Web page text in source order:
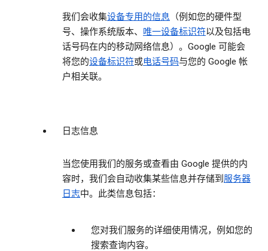
我们会收集设备专用的信息 （例如您的硬件型
号、操作系统版本、 唯一设备标识符以及包括电
话号码在内的移动网络信息）。Google 可能会
将您的设备标识符或电话号码与您的 Google 帐
户相关联。
日志信息
当您使用我们的服务或查看由 Google 提供的内
容时，我们会自动收集某些信息并存储到 服务器
日志中。此类信息包括：
您对我们服务的详细使用情况，例如您的
搜索查询内容。